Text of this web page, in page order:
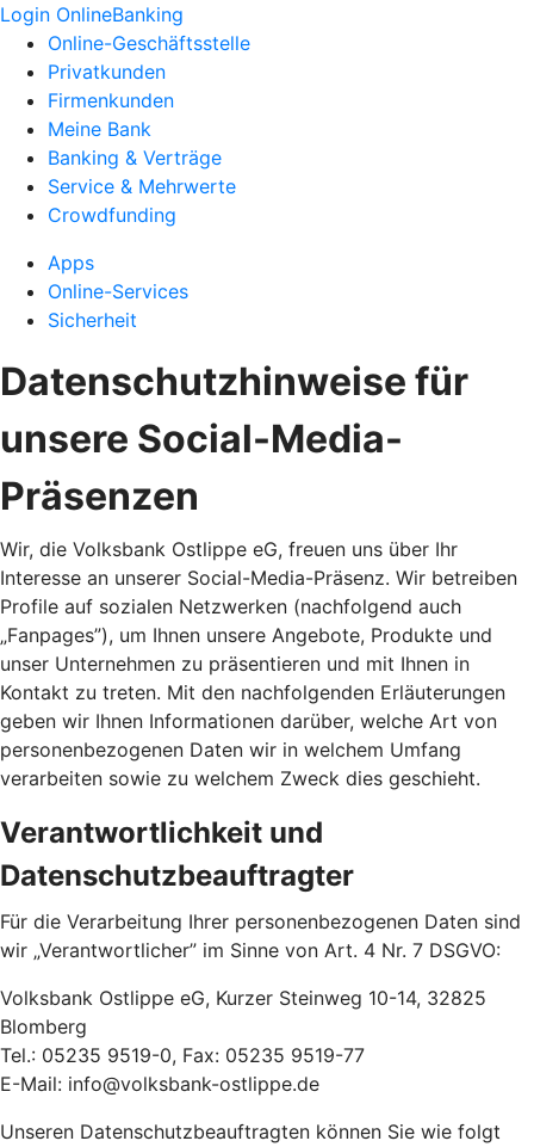
Login OnlineBanking
Online-Geschäftsstelle
Privatkunden
Firmenkunden
Meine Bank
Banking & Verträge
Service & Mehrwerte
Crowdfunding
Apps
Online-Services
Sicherheit
Datenschutzhinweise für
unsere Social-Media-
Präsenzen
Wir, die Volksbank Ostlippe eG, freuen uns über Ihr
Interesse an unserer Social-Media-Präsenz. Wir betreiben
Profile auf sozialen Netzwerken (nachfolgend auch
„Fanpages”), um Ihnen unsere Angebote, Produkte und
unser Unternehmen zu präsentieren und mit Ihnen in
Kontakt zu treten. Mit den nachfolgenden Erläuterungen
geben wir Ihnen Informationen darüber, welche Art von
personenbezogenen Daten wir in welchem Umfang
verarbeiten sowie zu welchem Zweck dies geschieht.
Verantwortlichkeit und
Datenschutzbeauftragter
Für die Verarbeitung Ihrer personenbezogenen Daten sind
wir „Verantwortlicher” im Sinne von Art. 4 Nr. 7 DSGVO:
Volksbank Ostlippe eG, Kurzer Steinweg 10-14, 32825
Blomberg
Tel.: 05235 9519-0, Fax: 05235 9519-77
E-Mail: info@volksbank-ostlippe.de
Unseren Datenschutzbeauftragten können Sie wie folgt